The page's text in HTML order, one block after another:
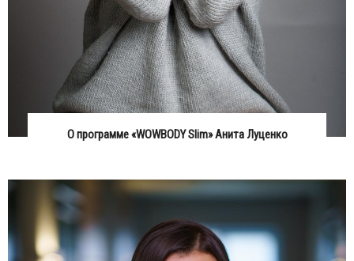
О программе «WOWBODY Slim» Анита Луценко